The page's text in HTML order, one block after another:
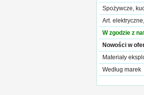
Spożywcze,
Art.
W zgodzie z
Nowości w
Materiały
Według marek